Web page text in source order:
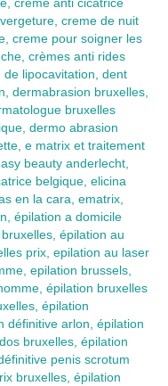
creme de nuit
creme pour soigner les
crèmes anti rides
lipocavitation, dent
dermabrasion bruxelles,
bruxelles
dermo abrasion
e matrix et traitement
beauty anderlecht,
belgique, elicina
en la cara, ematrix,
épilation a domicile
épilation au
prix, epilation au laser
epilation brussels,
épilation bruxelles
épilation
définitive arlon, épilation
bruxelles, épilation
penis scrotum
bruxelles, épilation